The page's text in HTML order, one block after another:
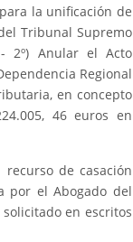
la unificación de
Tribunal Supremo
2º) Anular el Acto
Regional
en concepto
46 euros en
de casación
por el Abogado del
en escritos